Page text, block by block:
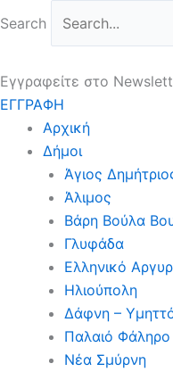
στο
Search
Εγγραφείτε στο
ΕΓΓΡΑΦΗ
Αρχική
Δήμοι
Άγιος
Άλιμος
Βάρη Βούλα
Γλυφάδα
Ελληνικό
Ηλιούπολη
Δάφνη –
Παλαιό Φάληρο
Νέα Σμύρνη